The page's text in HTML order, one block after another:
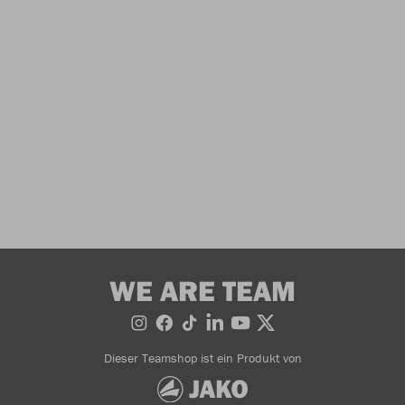
WE ARE TEAM
Dieser Teamshop ist ein Produkt von